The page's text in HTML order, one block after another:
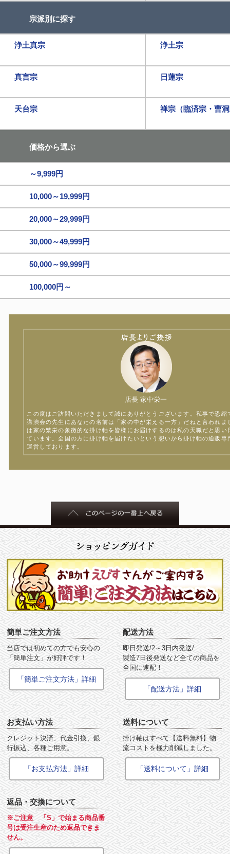
宗派別に探す
浄土真宗 浄土宗
真言宗 日蓮宗
天台宗 禅宗（臨済宗・曹
価格から選ぶ
～9,999円
10,000～19,999円
20,000～29,999円
30,000～49,999円
50,000～99,999円
100,000円～
店長 家中栄一
この度はご訪問いただきまして誠にありがとうございます。私事で恐縮
講演会の先生にあなたの名前は「家の中が栄える一方」だねと言われま
は家の繁栄の象徴的な掛け軸を皆様にお届けするのは私の天職だと思い
ています。全国の方に掛け軸を届けたいという想いから掛け軸の通販専
運営しております。
簡単ご注文方法
当店では初めての方でも安心の
「簡単注文」が好評です！
「簡単ご注文方法」詳細
配送方法
即日発送/2～3日内発送/
製造7日後発送など全ての商品を
全国に速配！
「配送方法」詳細
お支払い方法
クレジット決済、代金引換、銀
行振込、各種ご用意。
「お支払方法」詳細
送料について
掛け軸はすべて【送料無料】物
流コストを極力削減しました。
「送料について」詳細
返品・交換について
※ご注意 「S」で始まる商品番
号は受注生産のため返品できま
せん。